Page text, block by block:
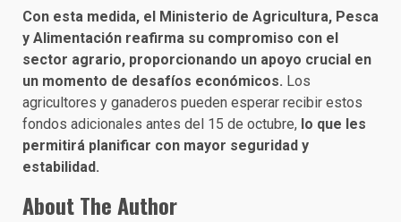
Con esta medida, el Ministerio de Agricultura, Pesca
y Alimentación reafirma su compromiso con el
sector agrario, proporcionando un apoyo crucial en
un momento de desafíos económicos. Los
agricultores y ganaderos pueden esperar recibir estos
fondos adicionales antes del 15 de octubre, lo que les
permitirá planificar con mayor seguridad y
estabilidad.
About The Author